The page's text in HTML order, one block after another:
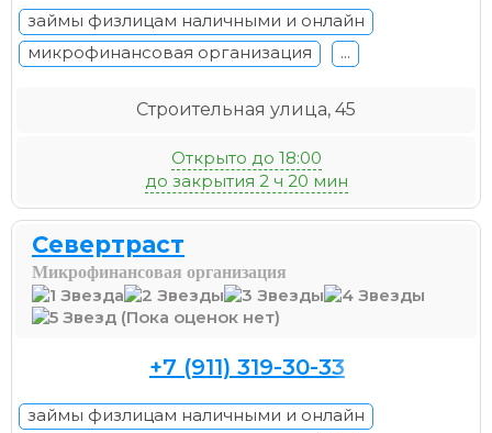
займы физлицам наличными и онлайн
микрофинансовая организация
...
Строительная улица, 45
Открыто до 18:00
до закрытия 2 ч 20 мин
Севертраст
Микрофинансовая организация
(Пока оценок нет)
+7 (911) 319-30-33
займы физлицам наличными и онлайн